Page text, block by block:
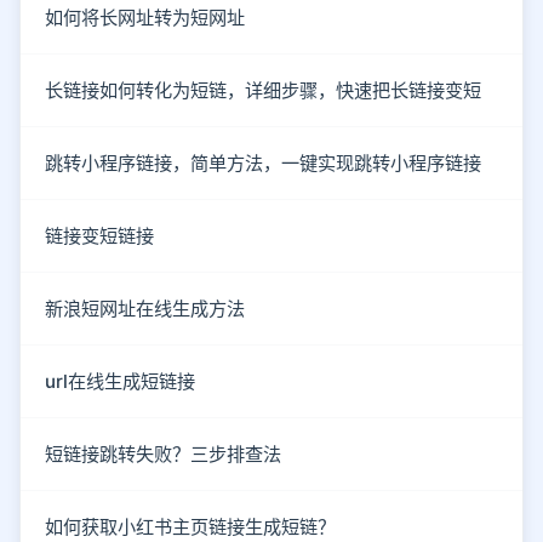
如何将长网址转为短网址
长链接如何转化为短链，详细步骤，快速把长链接变短
跳转小程序链接，简单方法，一键实现跳转小程序链接
链接变短链接
新浪短网址在线生成方法
url在线生成短链接
短链接跳转失败？三步排查法
如何获取小红书主页链接生成短链？